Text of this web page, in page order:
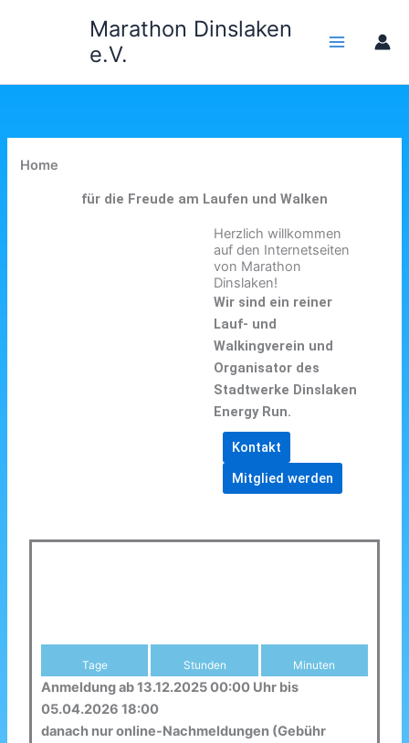
Marathon Dinslaken
e.V.
Home
für die Freude am Laufen und Walken
Herzlich willkommen
auf den Internetseiten
von Marathon
Dinslaken!
Wir sind ein reiner
Lauf- und
Walkingverein und
Organisator des
Stadtwerke Dinslaken
Energy Run.
Kontakt
Mitglied werden
Tage Stunden Minuten
Anmeldung ab 13.12.2025 00:00 Uhr bis
05.04.2026 18:00
danach nur online-Nachmeldungen (Gebühr